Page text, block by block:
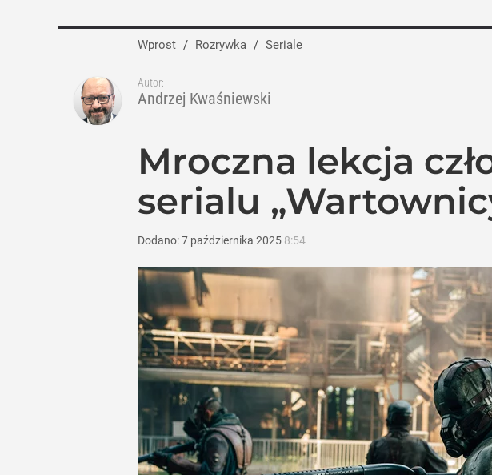
Wprost / Rozrywka / Seriale
Autor:
Andrzej Kwaśniewski
Mroczna lekcja
serialu
Dodano:7 października 2025 8:54